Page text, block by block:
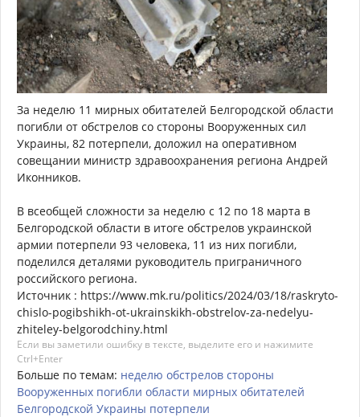
За неделю 11 мирных обитателей Белгородской области
погибли от обстрелов со стороны Вооруженных сил
Украины, 82 потерпели, доложил на оперативном
совещании министр здравоохранения региона Андрей
Иконников.
В всеобщей сложности за неделю с 12 по 18 марта в
Белгородской области в итоге обстрелов украинской
армии потерпели 93 человека, 11 из них погибли,
поделился деталями руководитель приграничного
российского региона.
Источник : https://www.mk.ru/politics/2024/03/18/raskryto-
chislo-pogibshikh-ot-ukrainskikh-obstrelov-za-nedelyu-
zhiteley-belgorodchiny.html
Если вы заметили ошибку в тексте, выделите его и нажимите
Ctrl+Enter
Больше по темам: неделю обстрелов стороны
Вооруженных погибли области мирных обитателей
Белгородской Украины потерпели